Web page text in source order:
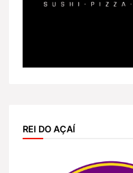
REI DO AÇAÍ